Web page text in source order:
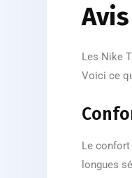
Les Nike
Voici ce
Le
longues